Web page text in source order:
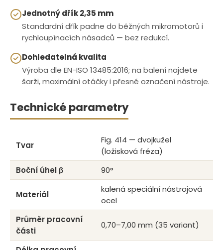
Jednotný dřík 2,35 mm
Standardní dřík padne do běžných mikromotorů i
rychloupínacích násadců — bez redukcí.
Dohledatelná kvalita
Výroba dle EN-ISO 13485:2016; na balení najdete
šarži, maximální otáčky i přesné označení nástroje.
Technické parametry
Tvar
Fig. 414 — dvojkužel
(ložisková fréza)
Boční úhel β
90°
Materiál
kalená speciální nástrojová
ocel
Průměr pracovní
části
0,70–7,00 mm (35 variant)